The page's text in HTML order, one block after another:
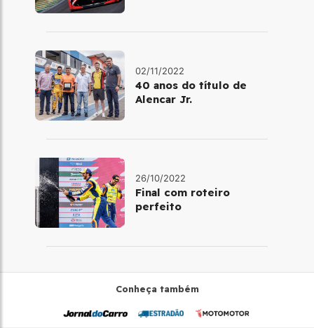
02/11/2022
40 anos do título de
Alencar Jr.
26/10/2022
Final com roteiro
perfeito
Conheça também